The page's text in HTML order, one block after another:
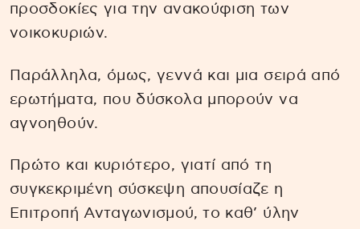
προσδοκίες για την ανακούφιση των
νοικοκυριών.
Παράλληλα, όμως, γεννά και μια σειρά από
ερωτήματα, που δύσκολα μπορούν να
αγνοηθούν.
Πρώτο και κυριότερο, γιατί από τη
συγκεκριμένη σύσκεψη απουσίαζε η
Επιτροπή Ανταγωνισμού, το καθ’ ύλην